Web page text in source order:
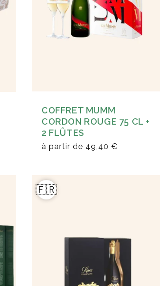
COFFRET MUMM
CORDON ROUGE 75 CL +
2 FLÛTES
à partir de 49,40 €
🇫🇷